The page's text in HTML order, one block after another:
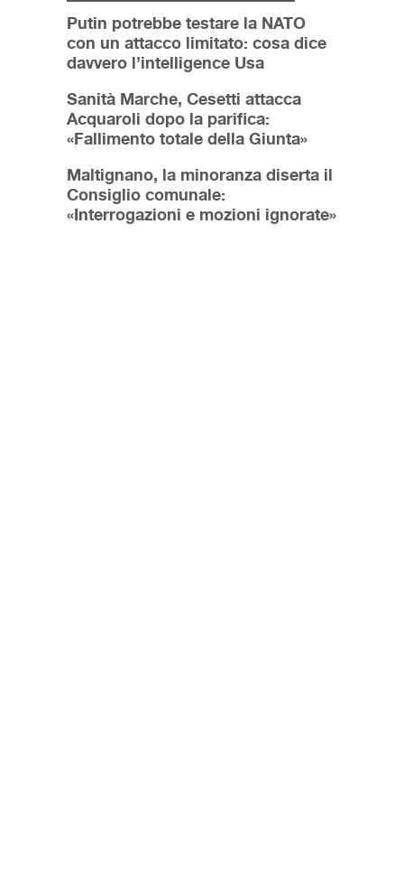
Putin potrebbe testare la NATO
con un attacco limitato: cosa dice
davvero l’intelligence Usa
Sanità Marche, Cesetti attacca
Acquaroli dopo la parifica:
«Fallimento totale della Giunta»
Maltignano, la minoranza diserta il
Consiglio comunale:
«Interrogazioni e mozioni ignorate»